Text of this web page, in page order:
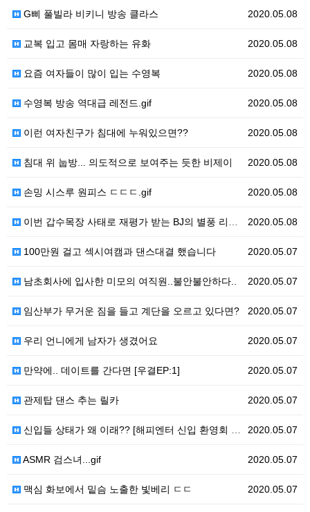
2020.05.08
G삐 풀빌라 비키니 방송 클라스
2020.05.08
교복 입고 몸매 자랑하는 유화
2020.05.08
요즘 여자들이 많이 입는 수영복
2020.05.08
수영복 방송 역대급 레전드.gif
2020.05.08
이런 여자친구가 침대에 누워있으면??
2020.05.08
침대 위 눕방... 의도적으로 보여주는 듯한 비제이
2020.05.08
손밍 시스루 원피스 ㄷㄷㄷ.gif
2020.05.08
이번 갑수목장 사태로 재평가 받는 BJ의 별풍 리액션
2020.05.07
100만원 걸고 섹시여캠과 댄스대결 했습니다
2020.05.07
남초회사에 입사한 미모의 여직원..불안불안하다..
2020.05.07
임산부가 무거운 짐을 들고 계단을 오르고 있다면?
2020.05.07
우리 언니에게 남자가 생겼어요
2020.05.07
만약에.. 데이트를 간다면 [우결EP:1]
2020.05.07
관제탑 댄스 추는 릴카
2020.05.07
신입들 상태가 왜 이래?? [해피엔터 신입 환영회 1부…
2020.05.07
ASMR 검스녀...gif
2020.05.07
맥심 화보에서 밑슴 노출한 빛베리 ㄷㄷ